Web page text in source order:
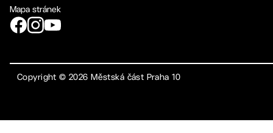
Mapa stránek
Copyright ©2026 Městská část Praha 10